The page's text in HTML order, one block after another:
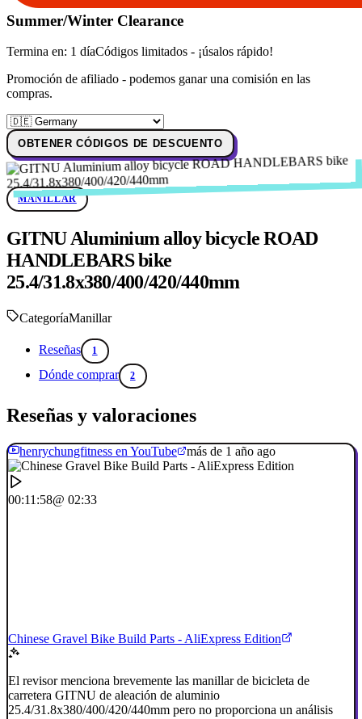
Summer/Winter Clearance
Termina en: 1 díaCódigos limitados - ¡úsalos rápido!
Promoción de afiliado - podemos ganar una comisión en las
compras.
OBTENER CÓDIGOS DE DESCUENTO
MANILLAR
GITNU Aluminium alloy bicycle ROAD
HANDLEBARS bike
25.4/31.8x380/400/420/440mm
CategoríaManillar
Reseñas 1
Dónde comprar 2
Reseñas y valoraciones
henrychungfitness en YouTube más de 1 año ago
00:11:58@ 02:33
Chinese Gravel Bike Build Parts - AliExpress Edition
El revisor menciona brevemente las manillar de bicicleta de
carretera GITNU de aleación de aluminio
25.4/31.8x380/400/420/440mm pero no proporciona un análisis